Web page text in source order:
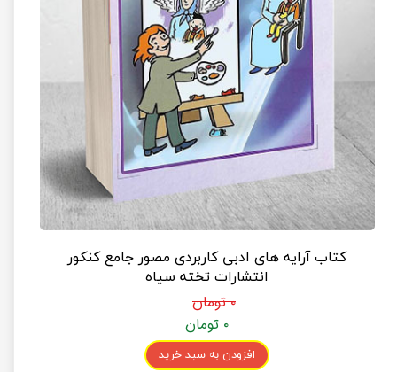
کتاب آرایه های ادبی کاربردی مصور جامع کنکور
انتشارات تخته سیاه
۰ تومان
۰ تومان
افزودن به سبد خرید